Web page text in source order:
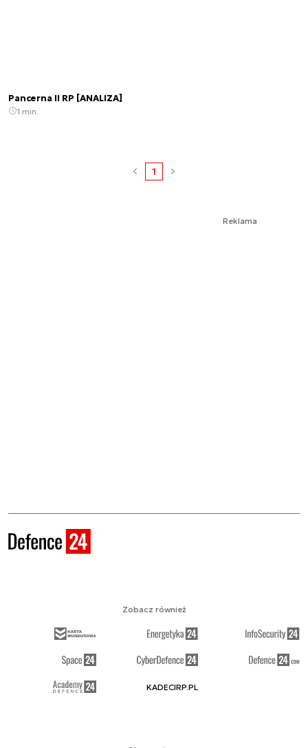
Pancerna II RP [ANALIZA]
1 min.
1
Reklama
Zobacz również
KADECIRP.PL